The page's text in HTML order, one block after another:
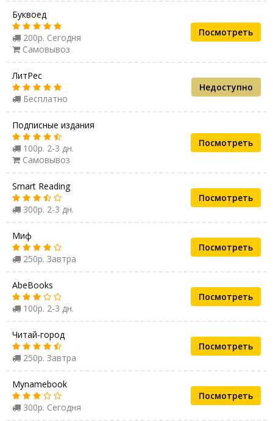
Буквоед
200р. Сегодня
Самовывоз
Посмотреть
ЛитРес
Бесплатно
Недоступно
Подписные издания
100р. 2-3 дн.
Самовывоз
Посмотреть
Smart Reading
300р. 2-3 дн.
Посмотреть
Миф
250р. Завтра
Посмотреть
AbeBooks
100р. 2-3 дн.
Посмотреть
Читай-город
250р. Завтра
Посмотреть
Mynamebook
300р. Сегодня
Посмотреть